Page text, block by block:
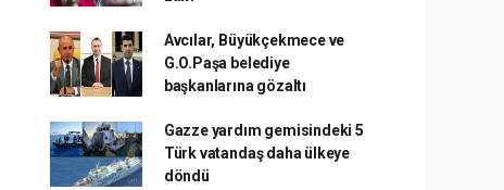
Avcılar, Büyükçekmece ve
G.O.Paşa belediye
başkanlarına gözaltı
Gazze yardım gemisindeki 5
Türk vatandaş daha ülkeye
döndü